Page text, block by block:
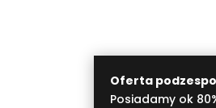
Oferta
Posiadamy ok